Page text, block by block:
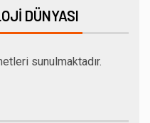
DÜNYASI
sunulmaktadır.